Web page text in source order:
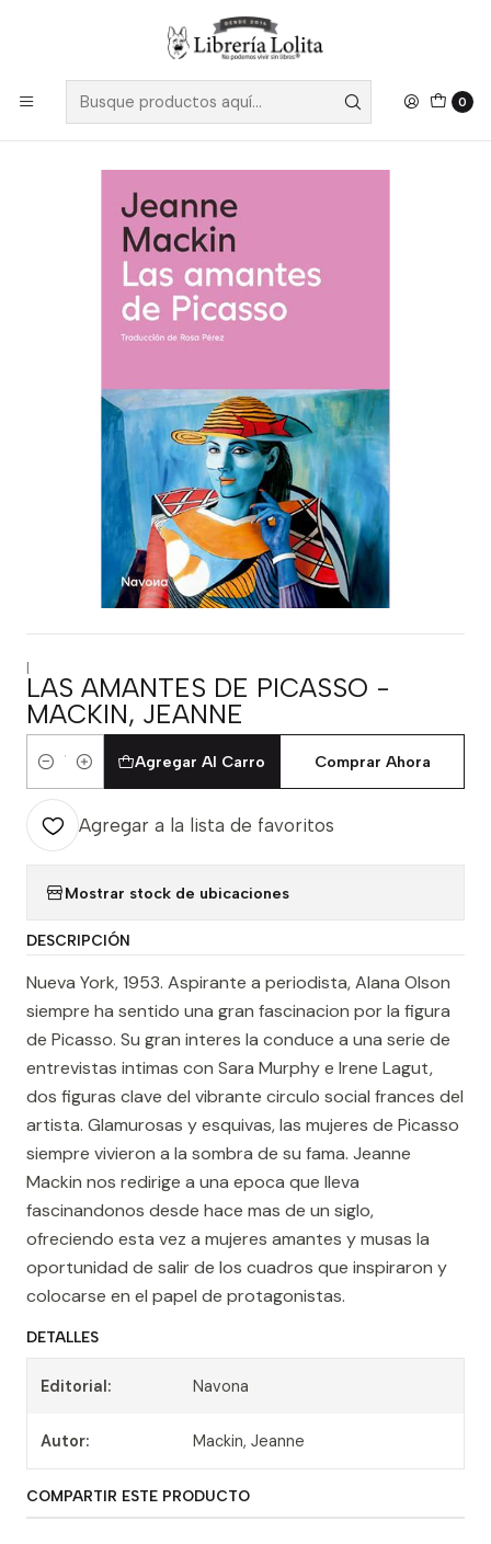
0
Despacho a todo Chile
Las Amantes De Picasso - Mackin, Jeanne
|
LAS AMANTES DE PICASSO -
MACKIN, JEANNE
Cantidad
Agregar Al Carro Comprar Ahora
Agregar a la lista de favoritos
Mostrar stock de ubicaciones
DESCRIPCIÓN
Nueva York, 1953. Aspirante a periodista, Alana Olson
siempre ha sentido una gran fascinacion por la figura
de Picasso. Su gran interes la conduce a una serie de
entrevistas intimas con Sara Murphy e Irene Lagut,
dos figuras clave del vibrante circulo social frances del
artista. Glamurosas y esquivas, las mujeres de Picasso
siempre vivieron a la sombra de su fama. Jeanne
Mackin nos redirige a una epoca que lleva
fascinandonos desde hace mas de un siglo,
ofreciendo esta vez a mujeres amantes y musas la
oportunidad de salir de los cuadros que inspiraron y
colocarse en el papel de protagonistas.
DETALLES
Editorial: Navona
Autor: Mackin, Jeanne
COMPARTIR ESTE PRODUCTO